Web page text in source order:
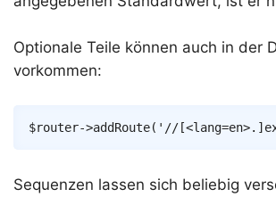
Optionale Teile können auch in der
vorkommen:
$router->addRoute( '//
Sequenzen lassen sich beliebig